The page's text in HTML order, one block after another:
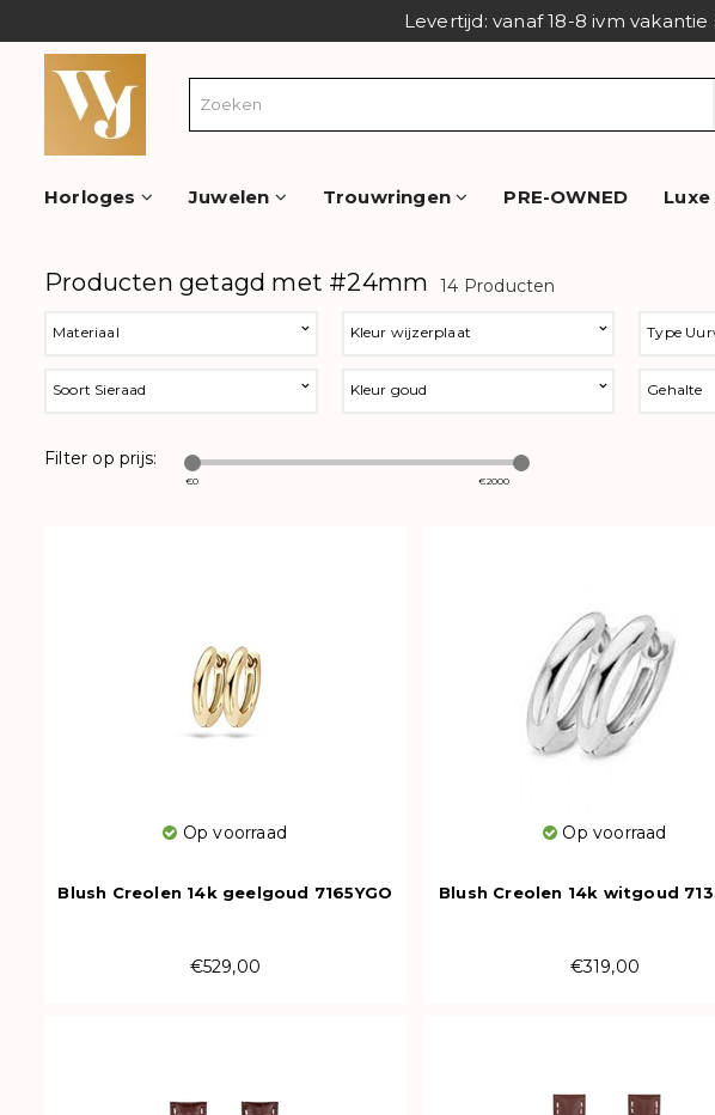
Levertijd: vanaf 18-8 ivm
Horloges Juwelen Trouwringen PRE-OWNED
Producten getagd met #24mm 14 Producten
Materiaal Kleur wijzerplaat Type
Soort Sieraad Kleur goud Gehalte
Filter op prijs:
€0 €2000
Op voorraad
Blush Creolen 14k geelgoud 7165YGO
€529,00
Op voorraad
Blush Creolen 14k witgoud
€319,00